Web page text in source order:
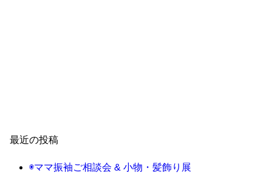
最近の投稿
◉ママ振袖ご相談会 & 小物・髪飾り展